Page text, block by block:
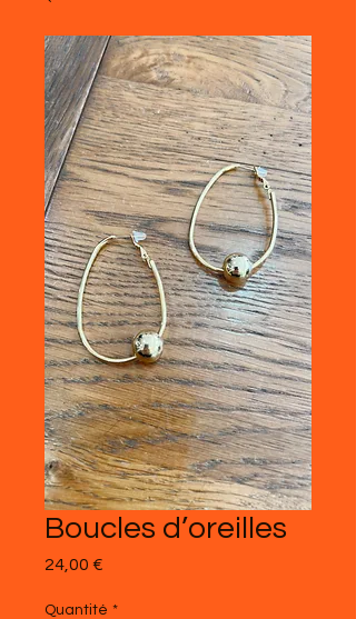
Boucles d’oreilles
24,00 €
Quantité *